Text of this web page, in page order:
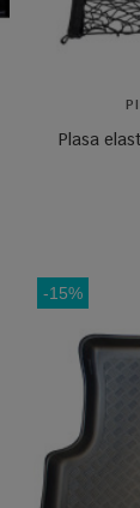
Plasa
-15%